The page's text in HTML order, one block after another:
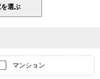
マンション